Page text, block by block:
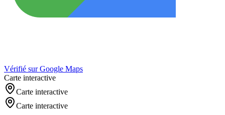
Vérifié sur Google Maps
Carte interactive
Carte interactive
Carte interactive